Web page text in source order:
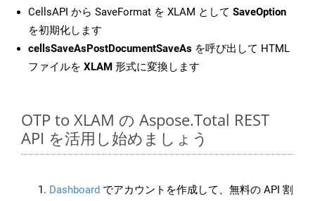
CellsAPI から SaveFormat を XLAM として SaveOption
を初期化します
cellsSaveAsPostDocumentSaveAs を呼び出して HTML
ファイルを XLAM 形式に変換します
OTP to XLAM の Aspose.Total REST
API を活用し始めましょう
Dashboard でアカウントを作成して、無料の API 割